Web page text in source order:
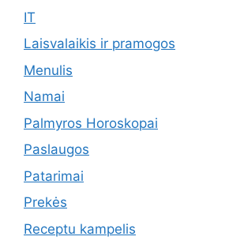
IT
Laisvalaikis ir pramogos
Menulis
Namai
Palmyros Horoskopai
Paslaugos
Patarimai
Prekės
Receptu kampelis